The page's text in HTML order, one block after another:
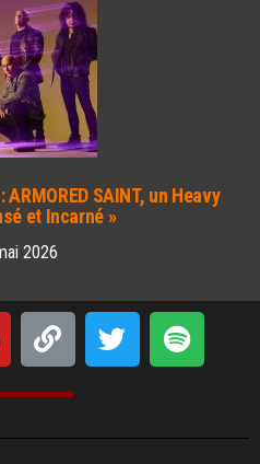
SAINT, un Heavy
et Incarné »
2026